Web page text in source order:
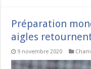
Préparation
aigles
9 novembre 2020